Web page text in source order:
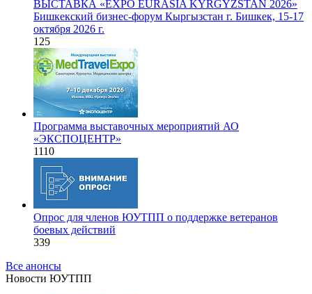
ВЫСТАВКА «EXPO EURASIA KYRGYZSTAN 2026»
Бишкекский бизнес-форум Кыргызстан г. Бишкек, 15-17
октября 2026 г.
125
Программа выставочных мероприятий АО
«ЭКСПОЦЕНТР»
1110
Опрос для членов ЮУТПП о поддержке ветеранов
боевых действий
339
Все анонсы
Новости ЮУТПП